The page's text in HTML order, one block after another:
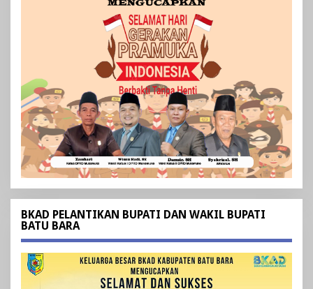
BKAD PELANTIKAN BUPATI DAN WAKIL BUPATI
BATU BARA